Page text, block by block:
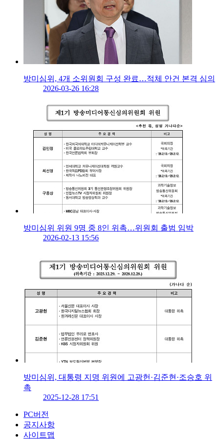
방미심위, 4개 소위원회 구성 완료…적체 안건 본격 심의
2026-03-26 16:28
방미심위 위원 9명 중 8인 위촉…위원회 출범 임박
2026-02-13 15:56
방미심위, 대통령 지명 위원에 고광헌·김준현·조승호 위
촉
2025-12-28 17:51
PC버전
공지사항
사이트맵